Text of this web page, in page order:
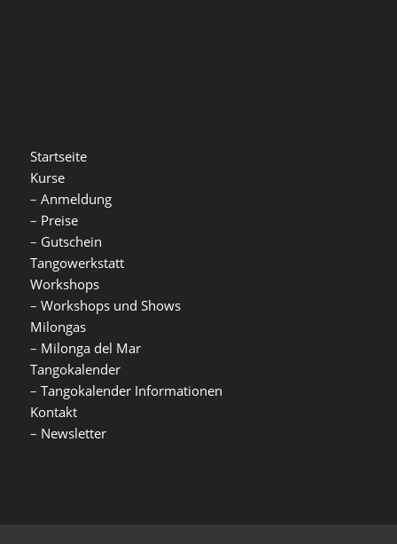
Startseite
Kurse
– Anmeldung
– Preise
– Gutschein
Tangowerkstatt
Workshops
– Workshops und Shows
Milongas
– Milonga del Mar
Tangokalender
– Tangokalender Informationen
Kontakt
– Newsletter